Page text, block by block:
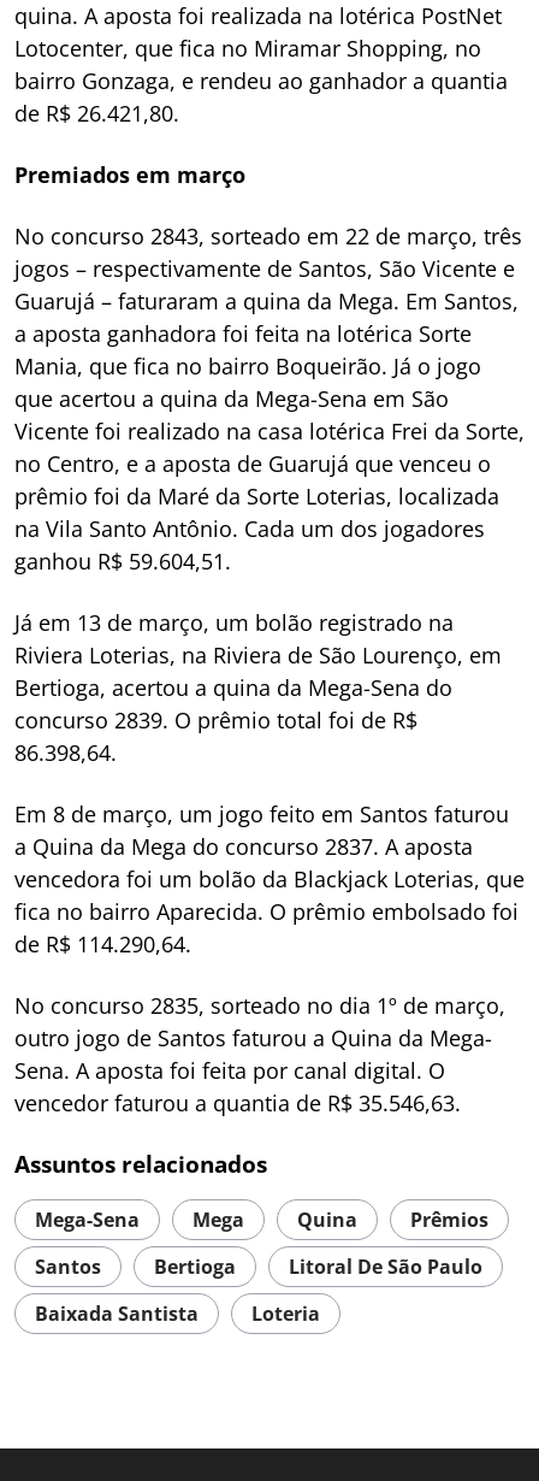
quina. A aposta foi realizada na lotérica PostNet
Lotocenter, que fica no Miramar Shopping, no
bairro Gonzaga, e rendeu ao ganhador a quantia
de R$ 26.421,80.
Premiados em março
No concurso 2843, sorteado em 22 de março, três
jogos – respectivamente de Santos, São Vicente e
Guarujá – faturaram a quina da Mega. Em Santos,
a aposta ganhadora foi feita na lotérica Sorte
Mania, que fica no bairro Boqueirão. Já o jogo
que acertou a quina da Mega-Sena em São
Vicente foi realizado na casa lotérica Frei da Sorte,
no Centro, e a aposta de Guarujá que venceu o
prêmio foi da Maré da Sorte Loterias, localizada
na Vila Santo Antônio. Cada um dos jogadores
ganhou R$ 59.604,51.
Já em 13 de março, um bolão registrado na
Riviera Loterias, na Riviera de São Lourenço, em
Bertioga, acertou a quina da Mega-Sena do
concurso 2839. O prêmio total foi de R$
86.398,64.
Em 8 de março, um jogo feito em Santos faturou
a Quina da Mega do concurso 2837. A aposta
vencedora foi um bolão da Blackjack Loterias, que
fica no bairro Aparecida. O prêmio embolsado foi
de R$ 114.290,64.
No concurso 2835, sorteado no dia 1º de março,
outro jogo de Santos faturou a Quina da Mega-
Sena. A aposta foi feita por canal digital. O
vencedor faturou a quantia de R$ 35.546,63.
Assuntos relacionados
Mega-Sena Mega Quina
Prêmios
Santos
Bertioga
Litoral De São Paulo
Baixada Santista
Loteria